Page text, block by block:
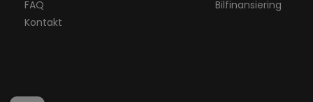
FAQ
Kontakt
Bilfinansiering